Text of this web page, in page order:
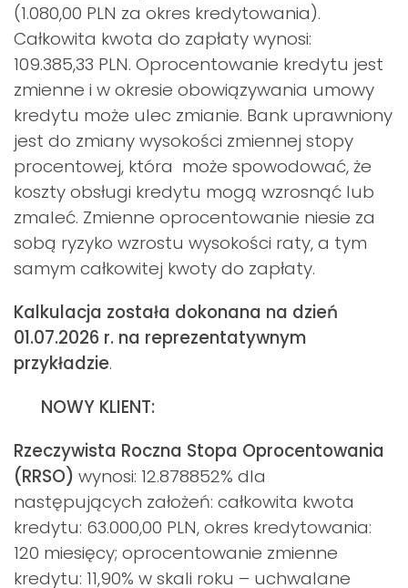
(1.080,00 PLN za okres kredytowania).
Całkowita kwota do zapłaty wynosi:
109.385,33 PLN. Oprocentowanie kredytu jest
zmienne i w okresie obowiązywania umowy
kredytu może ulec zmianie. Bank uprawniony
jest do zmiany wysokości zmiennej stopy
procentowej, która może spowodować, że
koszty obsługi kredytu mogą wzrosnąć lub
zmaleć. Zmienne oprocentowanie niesie za
sobą ryzyko wzrostu wysokości raty, a tym
samym całkowitej kwoty do zapłaty.
Kalkulacja została dokonana na dzień
01.07.2026 r. na reprezentatywnym
przykładzie.
NOWY KLIENT:
Rzeczywista Roczna Stopa Oprocentowania
(RRSO) wynosi: 12.878852% dla
następujących założeń: całkowita kwota
kredytu: 63.000,00 PLN, okres kredytowania:
120 miesięcy; oprocentowanie zmienne
kredytu: 11,90% w skali roku – uchwalane